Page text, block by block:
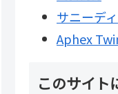
サニーディ
Aphex
このサイト